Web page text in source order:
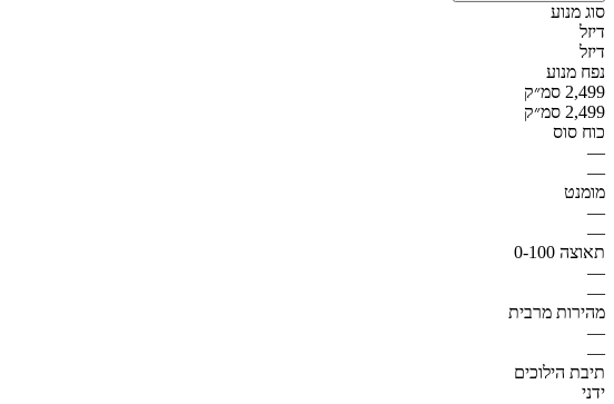
סוג מנוע
דיזל
דיזל
נפח מנוע
2,499 סמ״ק
2,499 סמ״ק
כוח סוס
—
—
מומנט
—
—
תאוצה 0-100
—
—
מהירות מרבית
—
—
תיבת הילוכים
ידני